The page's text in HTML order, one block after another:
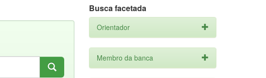
Busca facetada
Orientador
Membro da banca